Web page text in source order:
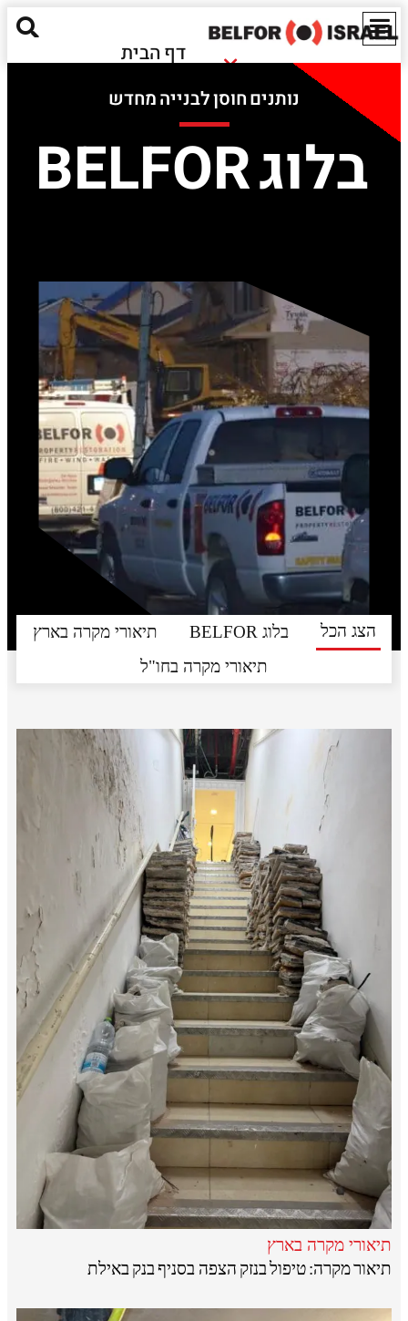
דף הבית
אודותינו
מאגר מידע
ישראל
EN
נזקי שריפה
נזקי הצפה
חומרים מסוכנים
נזקים אקולוגיים
נותנים חוסן לבנייה מחדש
בלוג BELFOR
בלוג BELFOR
תיאורי מקרה בארץ
תיאורי מקרה בחו"ל
הצג הכל
תיאורי מקרה בארץ
תיאור מקרה: טיפול בנזק הצפה בסניף בנק באילת